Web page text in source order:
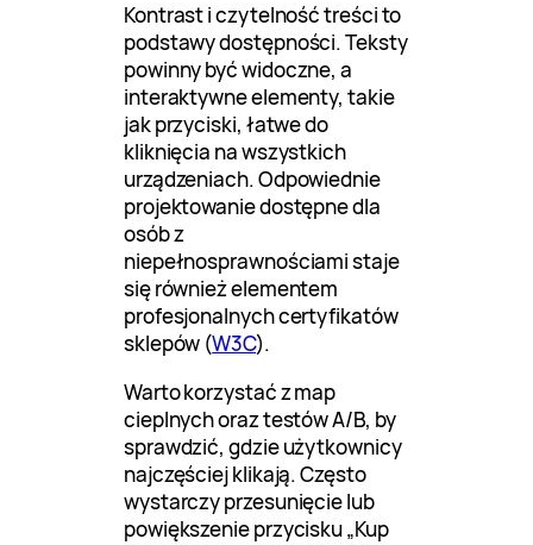
Kontrast i czytelność treści to
podstawy dostępności. Teksty
powinny być widoczne, a
interaktywne elementy, takie
jak przyciski, łatwe do
kliknięcia na wszystkich
urządzeniach. Odpowiednie
projektowanie dostępne dla
osób z
niepełnosprawnościami staje
się również elementem
profesjonalnych certyfikatów
sklepów (W3C).
Warto korzystać z map
cieplnych oraz testów A/B, by
sprawdzić, gdzie użytkownicy
najczęściej klikają. Często
wystarczy przesunięcie lub
powiększenie przycisku „Kup